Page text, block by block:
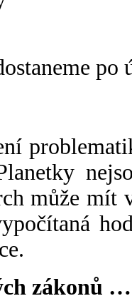
po
může mít
zákonů …